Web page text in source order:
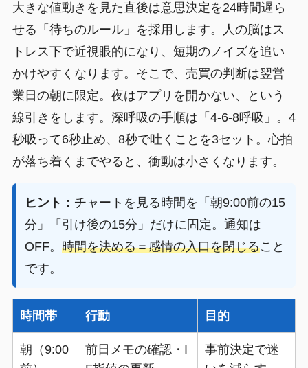
大きな値動きを見た直後は意思決定を24時間遅ら
せる「待ちのルール」を採用します。人の脳はス
トレス下で近視眼的になり、短期のノイズを追い
かけやすくなります。そこで、売買の判断は翌営
業日の朝に限定。夜はアプリを開かない、という
線引きをします。深呼吸の手順は「4-6-8呼吸」。4
秒吸って6秒止め、8秒で吐くことを3セット。心拍
が落ち着くまでやると、衝動は小さくなります。
ヒント： チャートを見る時間を「朝9:00前の15
分」「引け後の15分」だけに固定。通知は
OFF。 時間を決める＝感情の入口を閉じること
です。
時間帯 行動 目的
朝（9:00
前日メモの確認・I
事前決定で迷